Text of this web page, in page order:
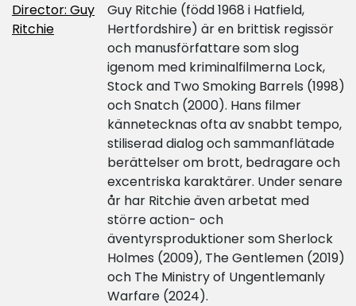
Director: Guy
Ritchie
Guy Ritchie (född 1968 i Hatfield,
Hertfordshire) är en brittisk regissör
och manusförfattare som slog
igenom med kriminalfilmerna Lock,
Stock and Two Smoking Barrels (1998)
och Snatch (2000). Hans filmer
kännetecknas ofta av snabbt tempo,
stiliserad dialog och sammanflätade
berättelser om brott, bedragare och
excentriska karaktärer. Under senare
år har Ritchie även arbetat med
större action- och
äventyrsproduktioner som Sherlock
Holmes (2009), The Gentlemen (2019)
och The Ministry of Ungentlemanly
Warfare (2024).